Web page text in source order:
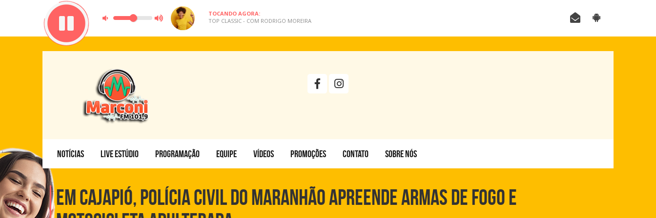
TOCANDO AGORA:
TOP CLASSIC - COM RODRIGO MOREIRA
NOTÍCIAS LIVE ESTÚDIO PROGRAMAÇÃO EQUIPE VÍDEOS PROMOÇÕES CONTATO SOBRE NÓS
EM CAJAPIÓ, POLÍCIA CIVIL DO MARANHÃO APREENDE ARMAS DE FOGO E